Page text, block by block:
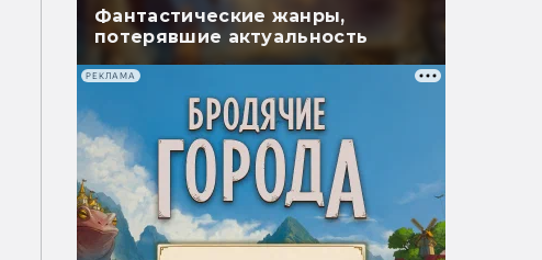
Фантастические жанры,
потерявшие актуальность
РЕКЛАМА